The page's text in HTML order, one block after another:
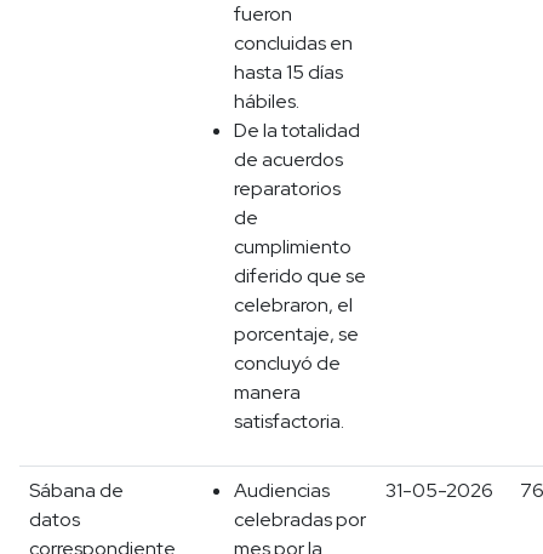
fueron
concluidas en
hasta 15 días
hábiles.
De la totalidad
de acuerdos
reparatorios
de
cumplimiento
diferido que se
celebraron, el
porcentaje, se
concluyó de
manera
satisfactoria.
Sábana de
datos
correspondiente
Audiencias
celebradas por
mes por la
31-05-2026 76